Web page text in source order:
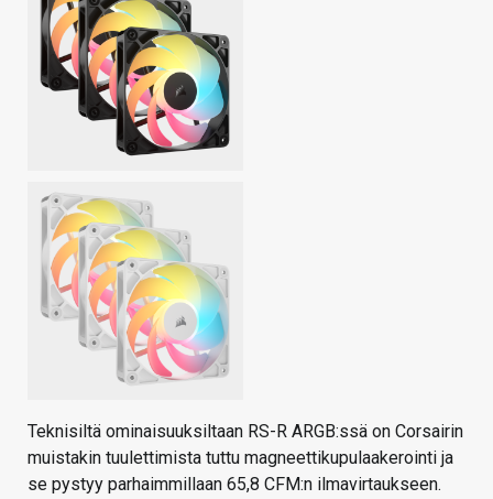
Teknisiltä ominaisuuksiltaan RS-R ARGB:ssä on Corsairin
muistakin tuulettimista tuttu magneettikupulaakerointi ja
se pystyy parhaimmillaan 65,8 CFM:n ilmavirtaukseen.